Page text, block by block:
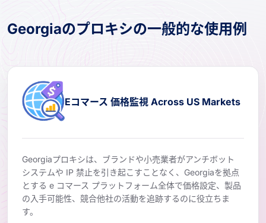
Georgiaのプロキシの一般的な使用例
Eコマース 価格監視 Across US Markets
Georgiaプロキシは、ブランドや小売業者がアンチボット
システムや IP 禁止を引き起こすことなく、Georgiaを拠点
とする e コマース プラットフォーム全体で価格設定、製品
の入手可能性、競合他社の活動を追跡するのに役立ちま
す。